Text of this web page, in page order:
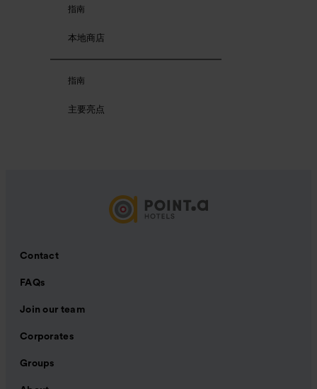
指南
本地商店
指南
主要亮点
Contact
FAQs
Join our team
Corporates
Groups